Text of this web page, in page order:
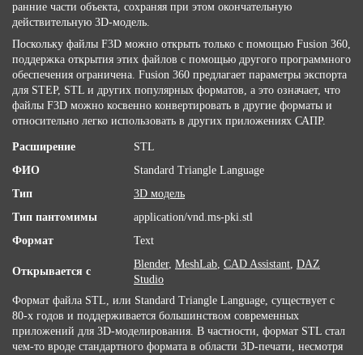
ранние части объекта, сохраняя при этом окончательную
действительную 3D-модель.
Поскольку файлы F3D можно открыть только с помощью Fusion 360,
поддержка открытия этих файлов с помощью другого программного
обеспечения ограничена. Fusion 360 предлагает параметры экспорта
для STEP, STL и других популярных форматов, а это означает, что
файлы F3D можно косвенно конвертировать в другие форматы и
относительно легко использовать в других приложениях САПР.
Расширение
STL
ФИО
Standard Triangle Language
Тип
3D модель
Тип пантомимы
application/vnd.ms-pki.stl
Формат
Text
Открывается с
Blender, MeshLab, CAD Assistant, DAZ
Studio
Формат файла STL, или Standard Triangle Language, существует с
80-х годов и поддерживается большинством современных
приложений для 3D-моделирования. В частности, формат STL стал
чем-то вроде стандартного формата в области 3D-печати, несмотря